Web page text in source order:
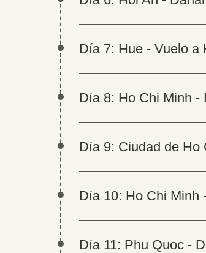
Día 7: Hue - Vuelo a
Día 8: Ho Chi Minh -
Día 9: Ciudad de Ho
Día 10: Ho Chi Minh
Día 11: Phu Quoc -